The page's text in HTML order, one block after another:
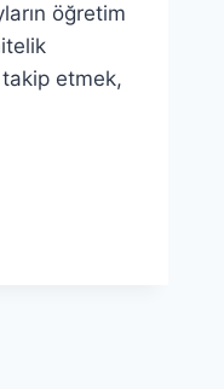
öğretim
etmek,